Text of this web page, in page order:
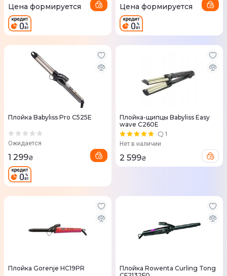
Цена формируется Цена формируется
Плойка Babyliss Pro C525E
Ожидается
1 299₴
Плойка-щипцы Babyliss Easy
wave C260E
1
Нет в наличии
2 599₴
Плойка Gorenje HC19PR
Плойка Rowenta Curling Tong